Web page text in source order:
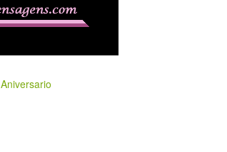
Aniversario